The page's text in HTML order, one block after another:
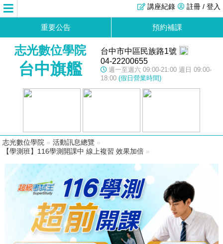
註冊 / 登入
講座紀錄
重要公告 預約補課
志光數位學院
台中旗艦
台中市中區民族路1號
04-22200655
週一至週六 09:00-21:00 週日 09:00-
18:00 (假日營業時間)
志光數位學院 » 活動訊息總覽 »
【學測班】116學測開課中 線上複習 效果加倍 »